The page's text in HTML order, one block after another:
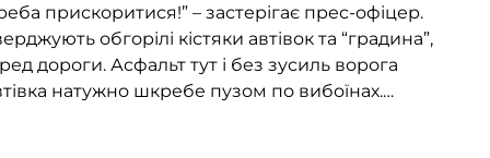
прискоритися!” – застерігає прес-офіцер.
обгорілі кістяки автівок та “градина”,
дороги. Асфальт тут і без зусиль ворога
натужно шкребе пузом по вибоїнах.